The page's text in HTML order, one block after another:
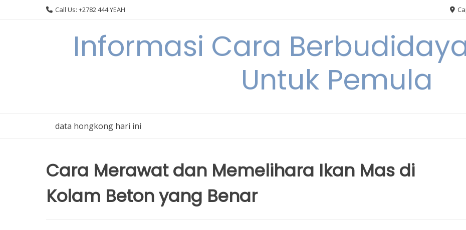
Call Us: +2782 444 YEAH
Informasi Cara
Untuk Pemula
data hongkong hari ini
Cara Merawat dan Memelihara Ikan Mas di
Kolam Beton yang Benar